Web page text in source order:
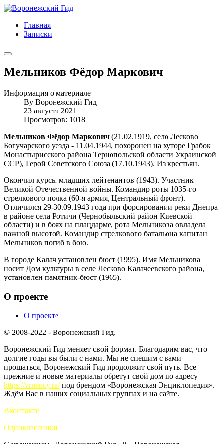
Главная
Записки
Мельников Фёдор Маркович
Информация о материале
By Воронежский Гид
23 августа 2021
Просмотров: 1018
Мельников Фёдор Маркович (21.02.1919, село Лесково
Богучарского уезда - 11.04.1944, похоронен на хуторе Грабок
Монастырисского района Тернопольской области Украинской
ССР), Герой Советского Союза (17.10.1943). Из крестьян.
Окончил курсы младших лейтенантов (1943). Участник
Великой Отечественной войны. Командир роты 1035-го
стрелкового полка (60-я армия, Центральный фронт).
Отличился 29-30.09.1943 года при форсировании реки Днепра
в районе села Ротичи (Чернобыльский район Киевской
области) и в боях на плацдарме, рота Мельникова овладела
важной высотой. Командир стрелкового батальона капитан
Мельников погиб в бою.
В городе Калач установлен бюст (1995). Имя Мельникова
носит Дом культуры в селе Лесково Калачеевского района,
установлен памятник-бюст (1965).
О проекте
О проекте
© 2008-2022 - Воронежский Гид.
Воронежский Гид меняет свой формат. Благодарим вас, что
долгие годы вы были с нами. Мы не спешим с вами
прощаться, Воронежский Гид продолжит свой путь. Все
прежние и новые материалы обретут свой дом по адресу
https://vrnency.ru/под брендом «Воронежская Энциклопедия».
Ждём Вас в наших социальных группах и на сайте.
Вконтакте
Одноклассники